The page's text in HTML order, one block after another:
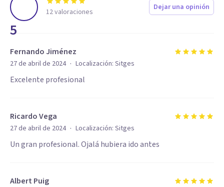
5
12valoraciones Dejar una opinión
Fernando Jiménez
27 de abril de 2024 · Localización: Sitges
Excelente profesional
Ricardo Vega
27 de abril de 2024 · Localización: Sitges
Un gran profesional. Ojalá hubiera ido antes
Albert Puig